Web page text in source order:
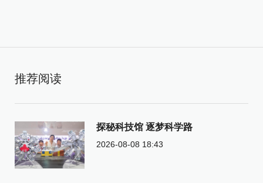
推荐阅读
探秘科技馆 逐梦科学路
2026-08-08 18:43